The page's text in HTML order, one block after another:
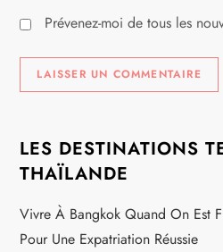
Prévenez-moi de tous les
LES DESTINATIONS
THAÏLANDE
Vivre À Bangkok Quand On Est
Pour Une Expatriation Réussie